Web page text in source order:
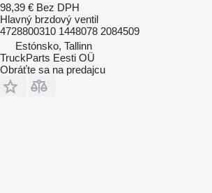
98,39 € Bez DPH
Hlavný brzdový ventil
4728800310 1448078 2084509
Estónsko, Tallinn
TruckParts Eesti OÜ
Obráťte sa na predajcu